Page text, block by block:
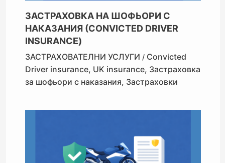
ЗАСТРАХОВКА НА ШОФЬОРИ С
НАКАЗАНИЯ (CONVICTED DRIVER
INSURANCE)
ЗАСТРАХОВАТЕЛНИ УСЛУГИ / Convicted
Driver insurance, UK insurance, Застраховка
за шофьори с наказания, Застраховки